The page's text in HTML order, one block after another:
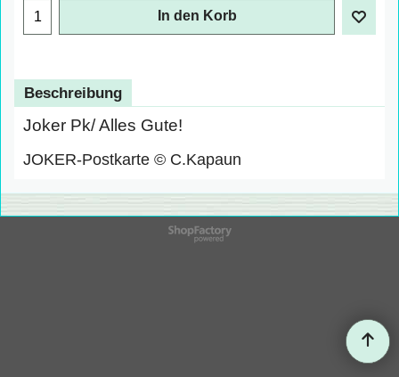
In den Korb
Beschreibung
Joker Pk/ Alles Gute!
JOKER-Postkarte © C.Kapaun
WebShop erstellt mit
ShopFactory Shop